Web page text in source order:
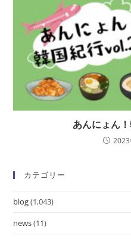
あんにょん
2023
カテゴリー
blog(1,043)
news(11)